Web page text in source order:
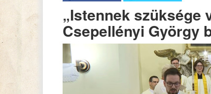
„Istennek szüksége
Csepellényi György